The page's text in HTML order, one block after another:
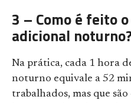
3 – Como é feito
adicional
Na prática, cada 1 hora
noturno equivale a 52
trabalhados, mas que